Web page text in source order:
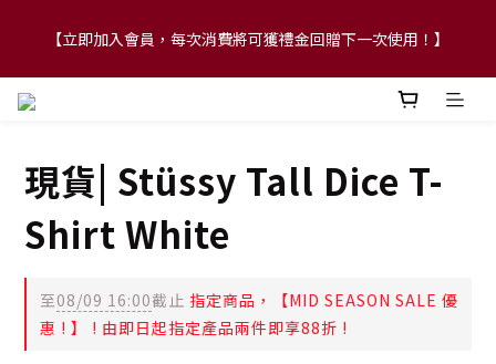
【FLASH SALE 兩件指定現貨產品即享88折】
【立即加入會員，每次消費將可獲禮金回贈下一次使用！】
【FLASH SALE 兩件指定現貨產品即享88折】
現貨| Stüssy Tall Dice T-
Shirt White
至08/09 16:00截止 指定商品，【MID SEASON SALE 優
惠 ! 】 ! 由即日起指定產品兩件即享88折 !